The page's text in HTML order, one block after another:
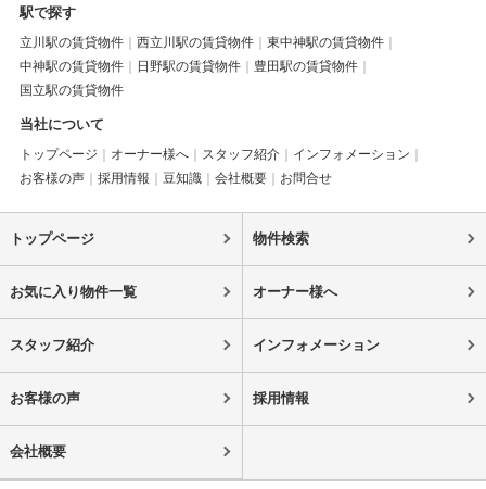
駅で探す
立川駅の賃貸物件 西立川駅の賃貸物件
東中神駅の賃貸物件
中神駅の賃貸物件
日野駅の賃貸物件
豊田駅の賃貸物件
国立駅の賃貸物件
当社について
トップページ オーナー様へ スタッフ紹介
インフォメーション
お客様の声
採用情報 豆知識 会社概要 お問合せ
トップページ 物件検索
お気に入り物件一覧 オーナー様へ
スタッフ紹介 インフォメーション
お客様の声 採用情報
会社概要